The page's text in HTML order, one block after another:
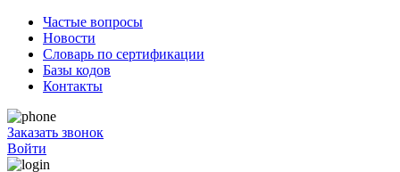
Частые вопросы
Новости
Словарь по сертификации
Базы кодов
Контакты
Заказать звонок
Войти